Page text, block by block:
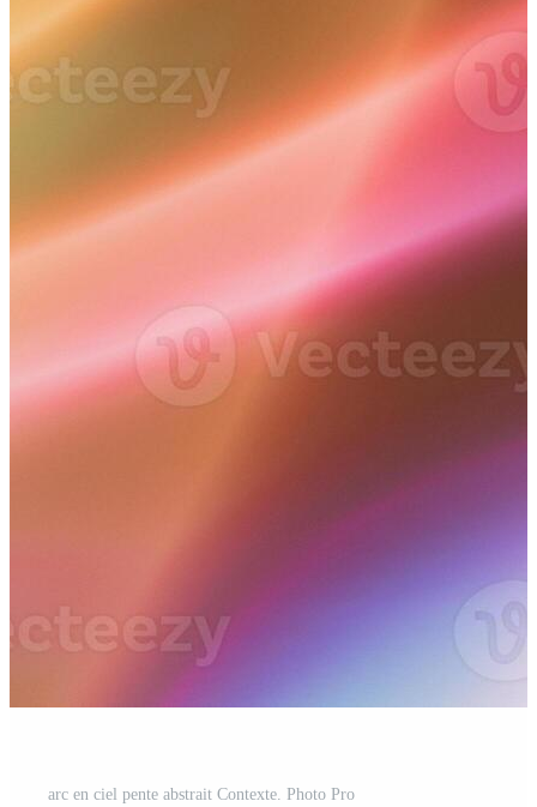
arc en ciel pente abstrait Contexte. Photo Pro